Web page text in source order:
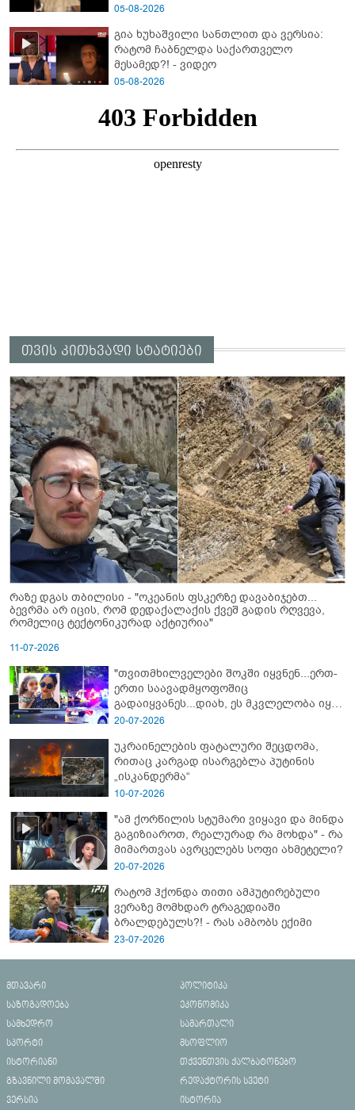
05-08-2026
გია ხუხაშვილი სანთლით და ვერსია:
რატომ ჩაბნელდა საქართველო
მესამედ?! - ვიდეო
05-08-2026
თვის კითხვადი სტატიები
რაზე დგას თბილისი - "ოკეანის ფსკერზე დავაბიჯებთ...
ბევრმა არ იცის, რომ დედაქალაქის ქვეშ გადის რღვევა,
რომელიც ტექტონიკურად აქტიურია"
11-07-2026
"თვითმხილველები შოკში იყვნენ...ერთ-
ერთი საავადმყოფოშიც
გადაიყვანეს...დიახ, ეს მკვლელობა იყო"
- გორში დატრიალებული ტრაგედიის
20-07-2026
უკრაინელების ფატალური შეცდომა,
რითაც კარგად ისარგებლა პუტინის
„ისკანდერმა“
10-07-2026
"ამ ქორწილის სტუმარი ვიყავი და მინდა
გაგიზიაროთ, რეალურად რა მოხდა" - რა
მიმართვას ავრცელებს სოფი ახმეტელი?
20-07-2026
რატომ ჰქონდა თითი ამპუტირებული
ვერაზე მომხდარ ტრაგედიაში
ბრალდებულს?! - რას ამბობს ექიმი
23-07-2026
მთავარი
პოლიტიკა
საზოგადოება
ეკონომიკა
სამხედრო
სამართალი
სპორტი
მსოფლიო
ისტორიანი
თქვენთვის ქალბატონებო
გზავნილი მომავალში
რედაქტორის სვეტი
ვერსია
ისტორია